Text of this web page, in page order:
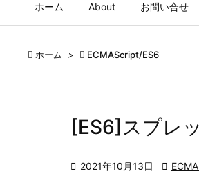
ホーム About お問い合せ
 ホーム >  ECMAScript/ES6
[ES6]スプレ
 2021年10月13日 